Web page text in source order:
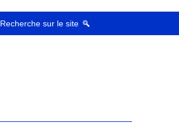
Recherche sur le site